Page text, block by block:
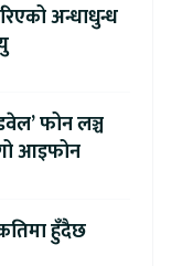
अन्धाधुन्ध
मृत्यु
फोन लञ्च
आइफोन
हुँदैछ